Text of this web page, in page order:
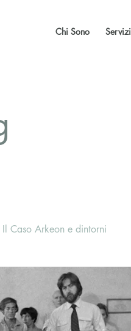
Chi Sono Servizi
Il Caso Arkeon e dintorni